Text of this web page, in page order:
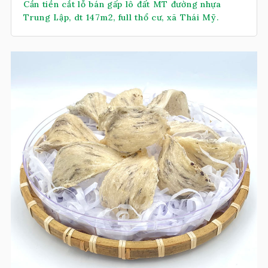
Cần tiền cắt lỗ bán gấp lô đất MT đường nhựa
Trung Lập, dt 147m2, full thổ cư, xã Thái Mỹ.